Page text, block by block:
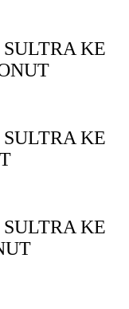
KE
KE
KE